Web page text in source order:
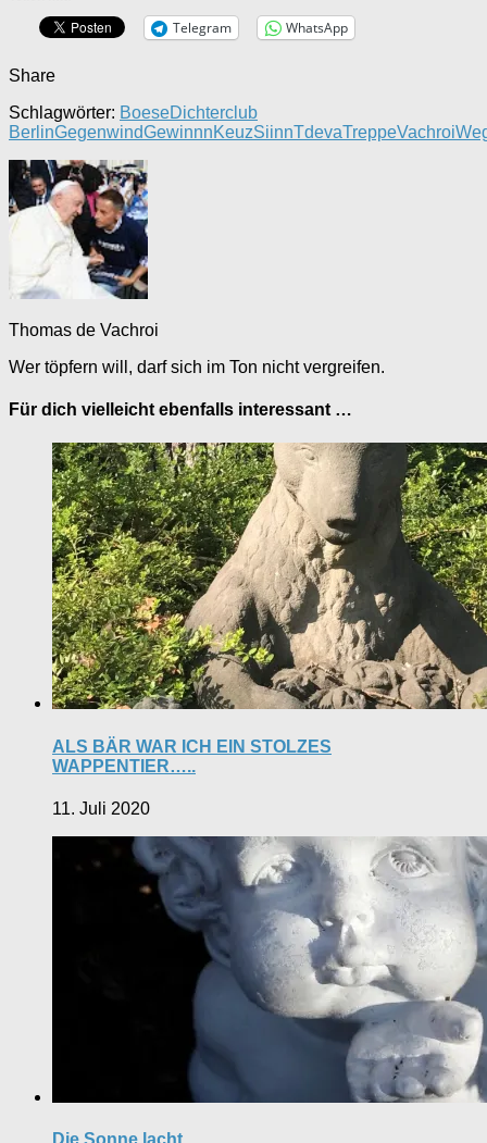
Telegram WhatsApp
Share
Schlagwörter: BoeseDichterclub
BerlinGegenwindGewinnnKeuzSiinnTdevaTreppeVachroi
Thomas de Vachroi
Wer töpfern will, darf sich im Ton nicht vergreifen.
Für dich vielleicht ebenfalls interessant …
ALS BÄR WAR ICH EIN STOLZES
WAPPENTIER…..
11. Juli 2020